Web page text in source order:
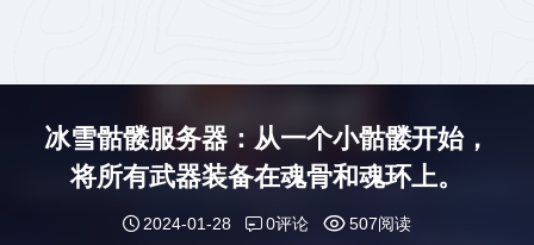
冰雪骷髅服务器：从一个小骷髅开始，
将所有武器装备在魂骨和魂环上。
2024-01-28 0评论 507阅读